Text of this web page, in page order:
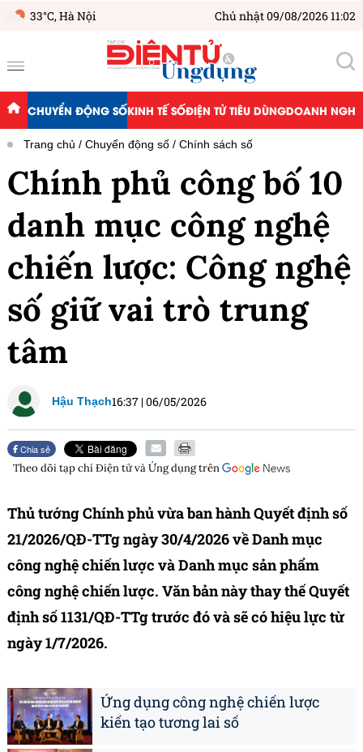
33°C,Hà Nội Chủ nhật 09/08/2026 11:02
CHUYỂN ĐỘNG SỐKINH TẾ SỐĐIỆN TỬ TIÊU DÙNGDOANH
Trang chủ Chuyển động số Chính sách số
Chính phủ công bố 10
danh mục công nghệ
chiến lược: Công nghệ
số giữ vai trò trung
tâm
Hậu Thạch16:37 |06/05/2026
Chia sẻ
Theo dõi tạp chíĐiện tử và Ứng dụngtrên
Thủ tướng Chính phủ vừa ban hành Quyết định số
21/2026/QĐ-TTg ngày 30/4/2026 về Danh mục
công nghệ chiến lược và Danh mục sản phẩm
công nghệ chiến lược. Văn bản này thay thế Quyết
định số 1131/QĐ-TTg trước đó và sẽ có hiệu lực từ
ngày 1/7/2026.
Ứng dụng công nghệ chiến lược
kiến tạo tương lai số